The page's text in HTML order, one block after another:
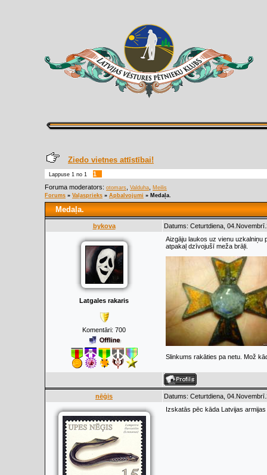
Ziedo vietnes attīstībai!
Lappuse 1 no 1
1
Foruma moderators: otomars Valduha
Meilis
Forums » Vaļasprieks » Apbalvojumi » Medaļa.
Medaļa.
bykova Datums: Ceturtdiena,
Latgales rakaris
Komentāri: 700
Aizgāju laukos uz vienu
atpakaļ dzīvojušī meža brāļi.
Slinkums rakāties pa netu. Mož
nēģis Datums: Ceturtdiena,
Izskatās pēc kāda Latvijas